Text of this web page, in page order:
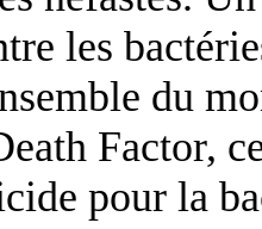
les
du
Factor,
pour la